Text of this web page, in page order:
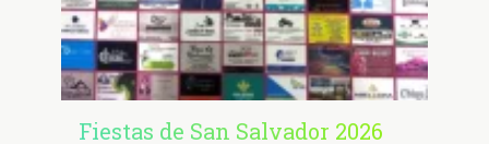
Fiestas de San Salvador 2026